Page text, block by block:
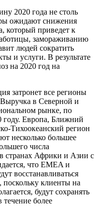
2020 года не столь
ожидают снижения
который приведет к
замораживанию
людей сократить
и услуги. В результате
на 2020 год на
затронет все регионы
в Северной и
рынке, по
году. Европа, Ближний
Тихоокеанский регион
несколько большее
числа
странах Африки и Азии с
что EMEA и
восстанавливаться
поскольку клиенты на
будут сохранять
течение более